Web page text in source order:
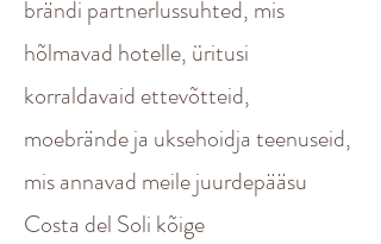
brändi partnerlussuhted, mis
hõlmavad hotelle, üritusi
korraldavaid ettevõtteid,
moebrände ja uksehoidja teenuseid,
mis annavad meile juurdepääsu
Costa del Soli kõige